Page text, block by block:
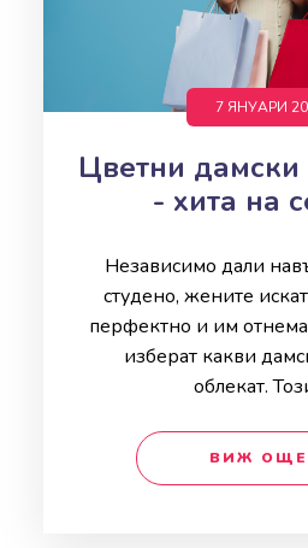
7 ЯНУАРИ
Цветни дамски
- хита на
Независимо дали
студено, жените
перфектно и им
изберат какви
облекат.
ВИЖ